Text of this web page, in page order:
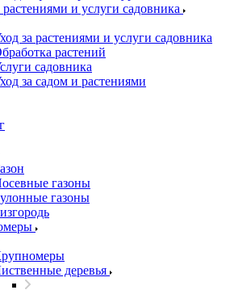
растениями и услуги садовника
за растениями и услуги садовника
растений
садовника
за садом и растениями
газоны
газоны
деревья